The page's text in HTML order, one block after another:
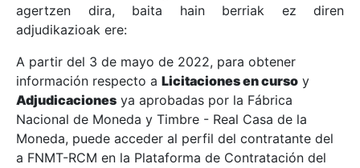
Erakutsi/Ezkutatu
Erakutsi/Ezkutatu
Erakutsi/Ezkutatu
agertzen dira, baita hain berriak ez diren
adjudikazioak ere:
A partir del 3 de mayo de 2022, para obtener
información respecto a Licitaciones en curso y
Adjudicaciones ya aprobadas por la Fábrica
Nacional de Moneda y Timbre - Real Casa de la
Moneda, puede acceder al perfil del contratante del
a FNMT-RCM en la Plataforma de Contratación del